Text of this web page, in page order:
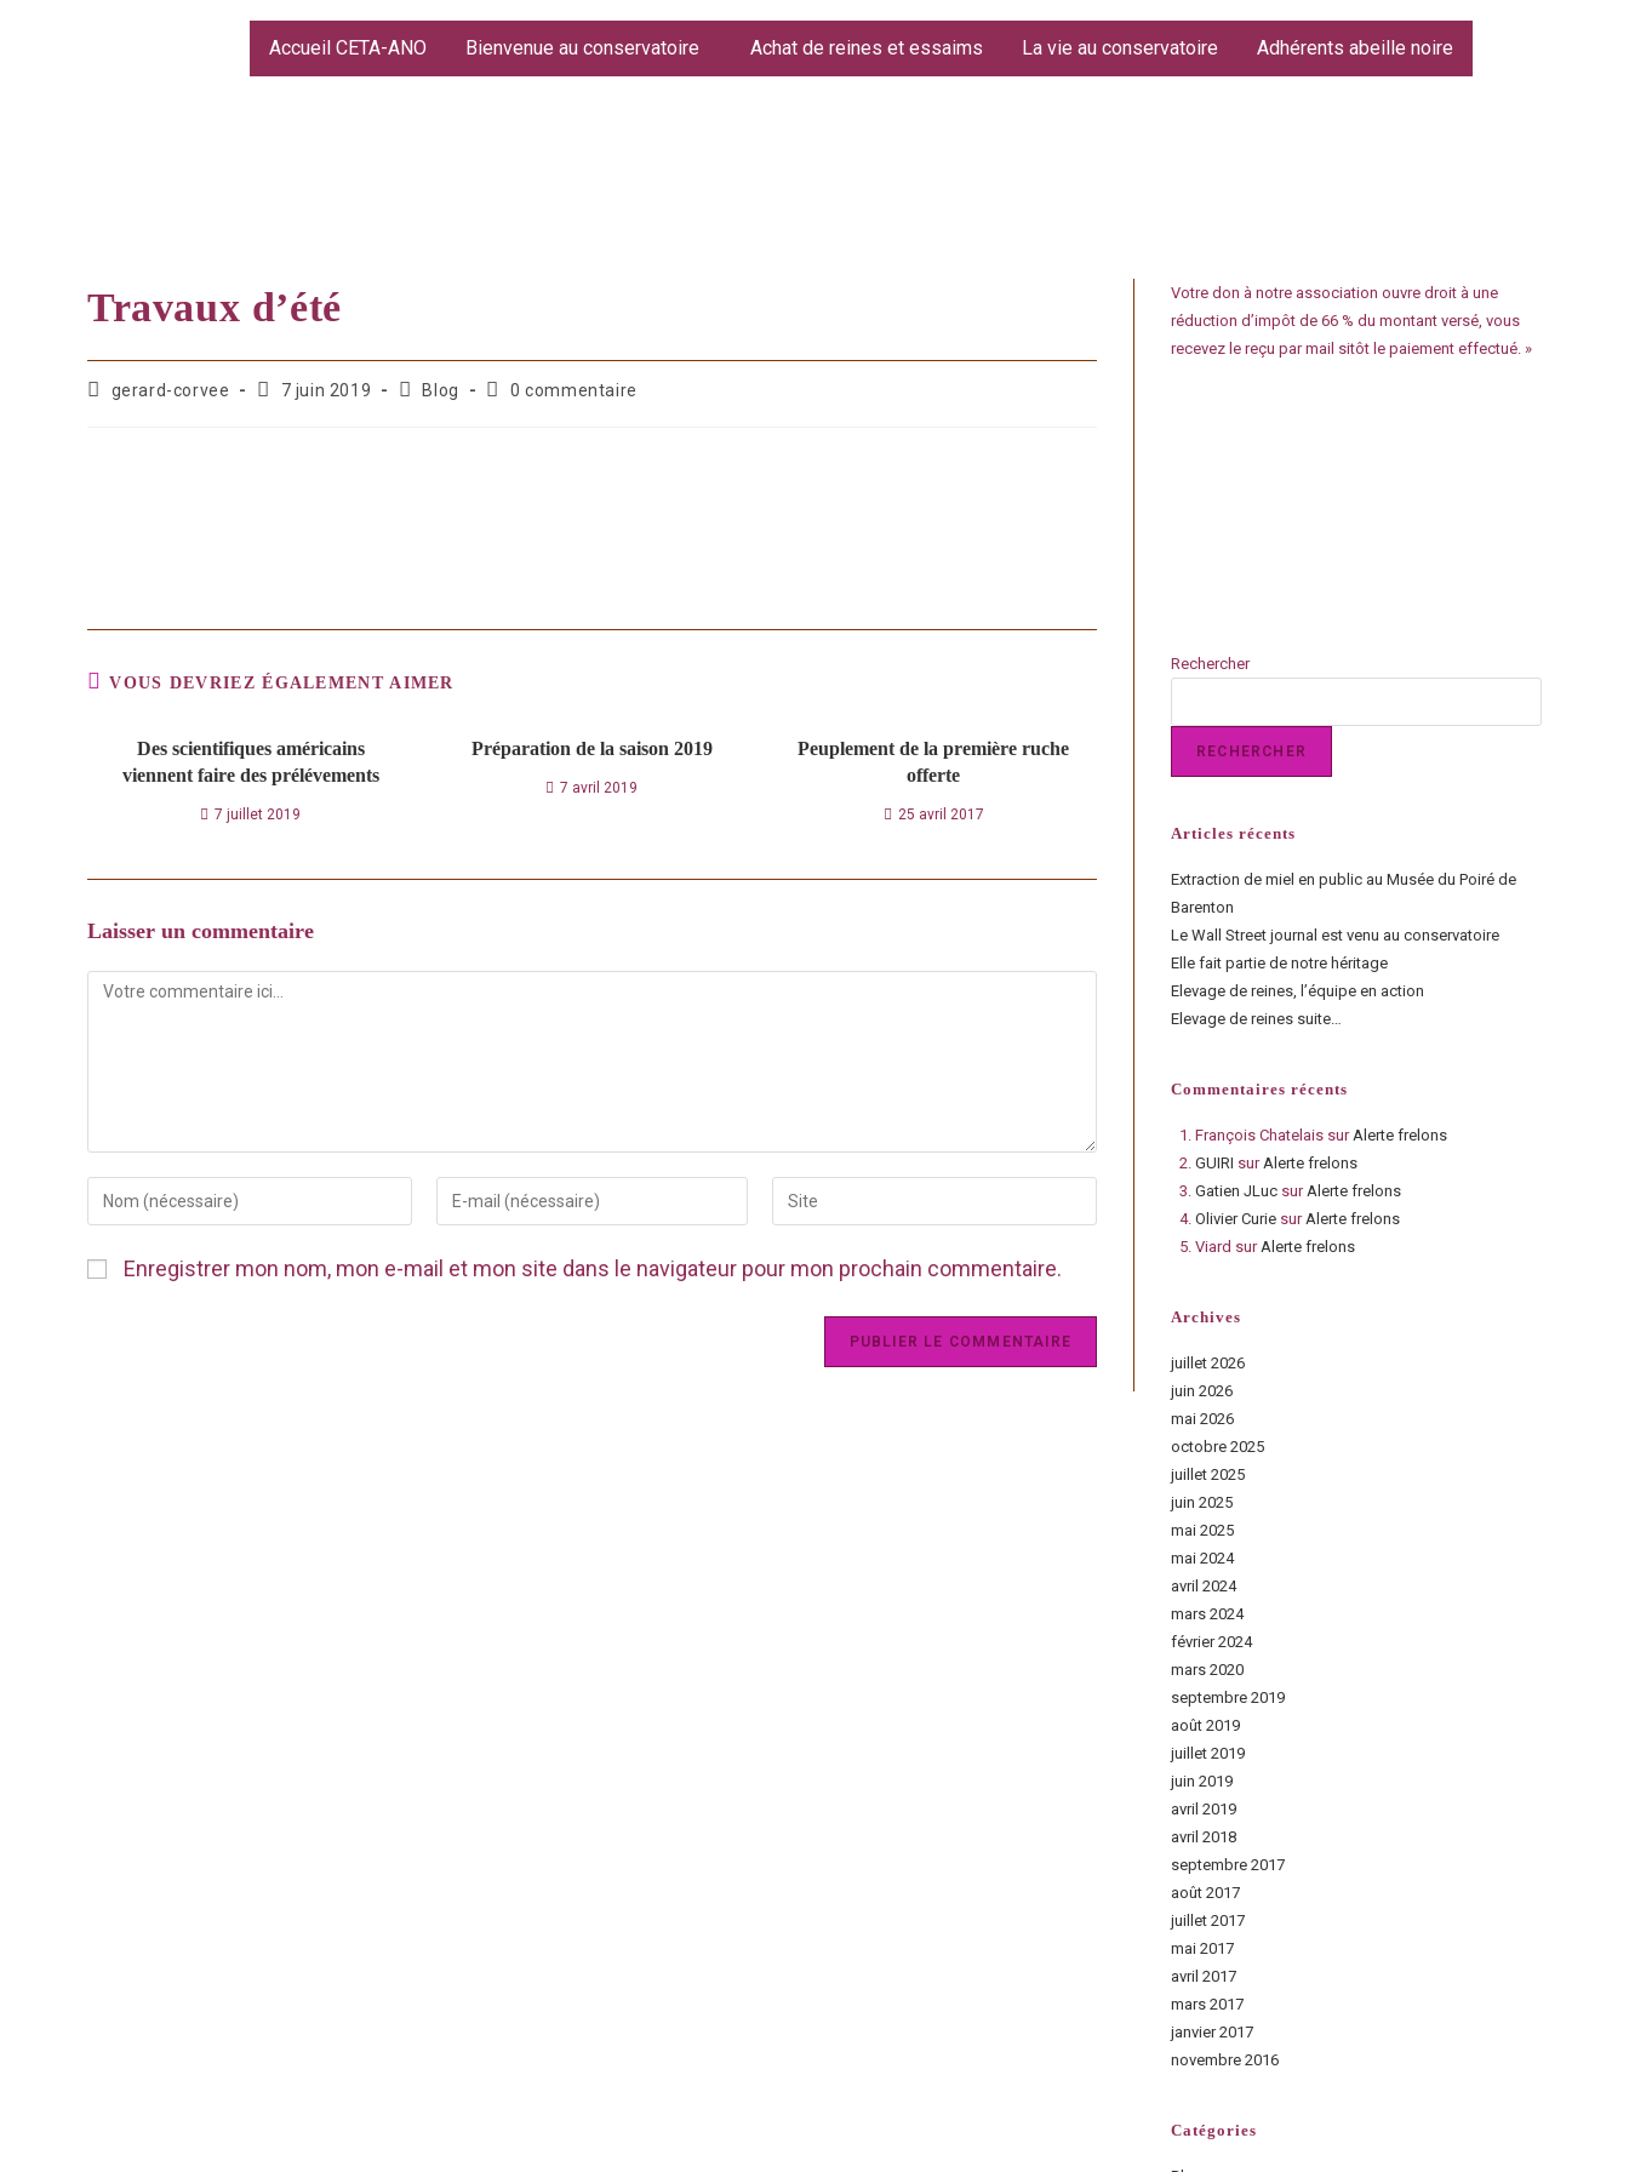
Accueil CETA-ANO Bienvenue au conservatoire Achat de reines et essaims La vie au conservatoire Adhérents abeille noire
Travaux d’été
gerard-corvee 7 juin 2019 Blog 0 commentaire
VOUS DEVRIEZ ÉGALEMENT AIMER
Des scientifiques américains
viennent faire des prélévements
7 juillet 2019
Préparation de la saison 2019
7 avril 2019
Peuplement de la première ruche
offerte
25 avril 2017
Laisser un commentaire
Enregistrer mon nom, mon e-mail et mon site dans le navigateur pour mon prochain commentaire.
Votre don à notre association ouvre droit à une
réduction d’impôt de 66 % du montant versé, vous
recevez le reçu par mail sitôt le paiement effectué. »
Rechercher
RECHERCHER
Articles récents
Extraction de miel en public au Musée du Poiré de
Barenton
Le Wall Street journal est venu au conservatoire
Elle fait partie de notre héritage
Elevage de reines, l’équipe en action
Elevage de reines suite…
Commentaires récents
François Chatelais surAlerte frelons
GUIRI surAlerte frelons
Gatien JLuc surAlerte frelons
Olivier Curie surAlerte frelons
Viard surAlerte frelons
Archives
juillet 2026
juin 2026
mai 2026
octobre 2025
juillet 2025
juin 2025
mai 2025
mai 2024
avril 2024
mars 2024
février 2024
mars 2020
septembre 2019
août 2019
juillet 2019
juin 2019
avril 2019
avril 2018
septembre 2017
août 2017
juillet 2017
mai 2017
avril 2017
mars 2017
janvier 2017
novembre 2016
Catégories